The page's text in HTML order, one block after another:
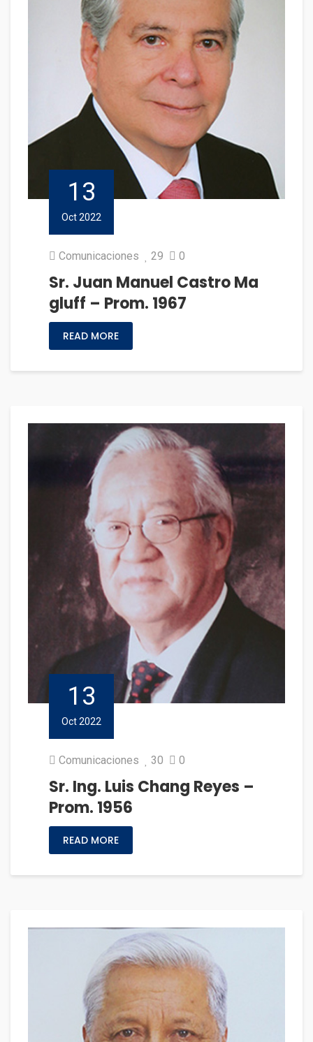
13
Oct 2022
Comunicaciones 29 0
Sr. Juan Manuel Castro Ma
gluff – Prom. 1967
READ MORE
13
Oct 2022
Comunicaciones 30 0
Sr. Ing. Luis Chang Reyes –
Prom. 1956
READ MORE